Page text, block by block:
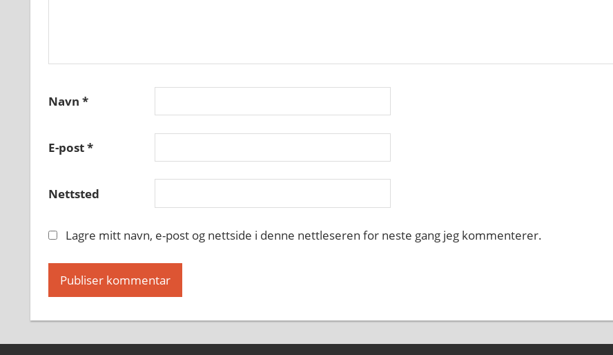
Navn *
E-post*
Nettsted
Lagre mitt navn, e-post og nettside i denne nettleseren for neste gang jeg kommenterer.